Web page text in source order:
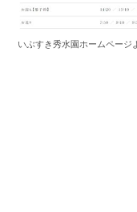
いぶすき秀水園ホームページ